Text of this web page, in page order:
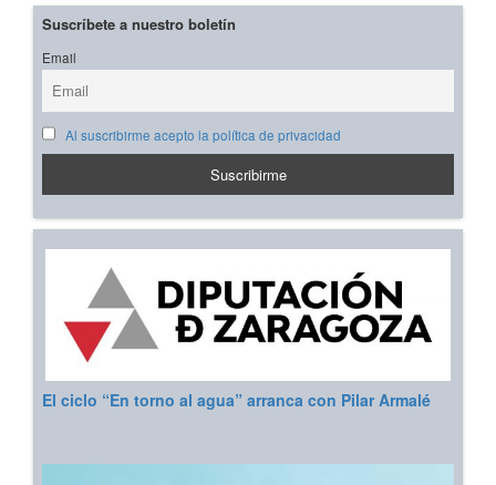
Suscríbete a nuestro boletín
Email
Al suscribirme acepto la política de privacidad
El ciclo “En torno al agua” arranca con Pilar Armalé